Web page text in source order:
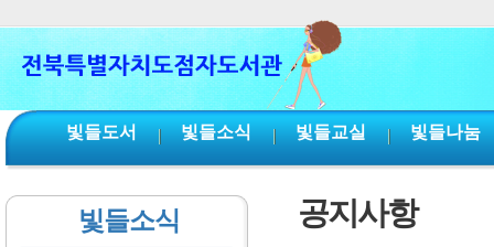
빛들도서 빛들소식 빛들교실 빛들나눔
빛들소식 공지사항